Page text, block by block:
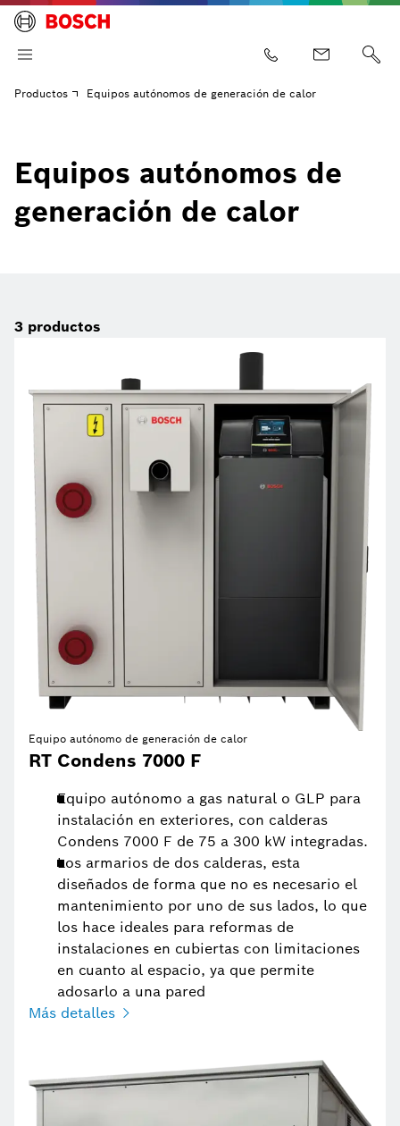
Productos Equipos autónomos de generación de calor
Equipos autónomos de
generación de calor
3 productos
Equipo autónomo de generación de calor
RT Condens 7000 F
Equipo autónomo a gas natural o GLP para
instalación en exteriores, con calderas
Condens 7000 F de 75 a 300 kW integradas.
Los armarios de dos calderas, esta
diseñados de forma que no es necesario el
mantenimiento por uno de sus lados, lo que
los hace ideales para reformas de
instalaciones en cubiertas con limitaciones
en cuanto al espacio, ya que permite
adosarlo a una pared
Más detalles